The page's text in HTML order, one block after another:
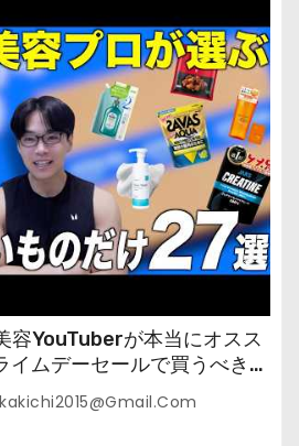
容YouTuberが本当にオスス
ムデーセールで買うべきも